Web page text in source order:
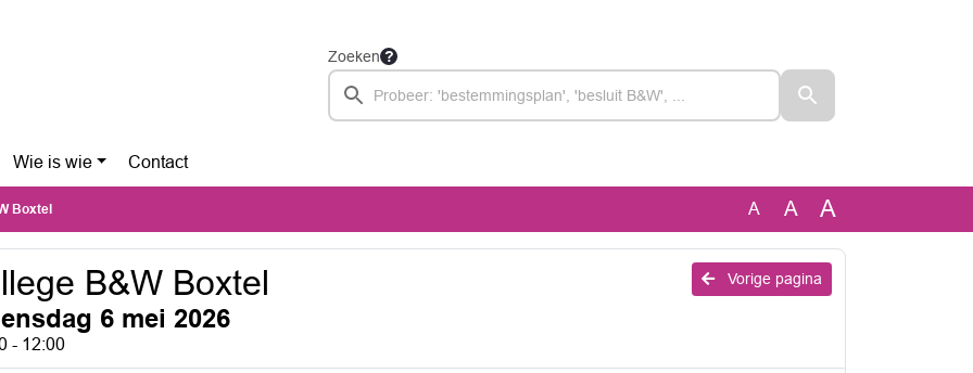
Zoeken
Wie is wie Contact
Boxtel A A A
Vorige pagina
B&W Boxtel
6 mei 2026
- 12:00